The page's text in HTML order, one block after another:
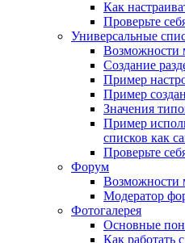
Как
Проверьте
Универсальные
Возможности
Создание
Пример
Пример
Значения
Пример
списков как
Проверьте
Форум
Возможности
Модератор
Фотогалерея
Основные
Как работать